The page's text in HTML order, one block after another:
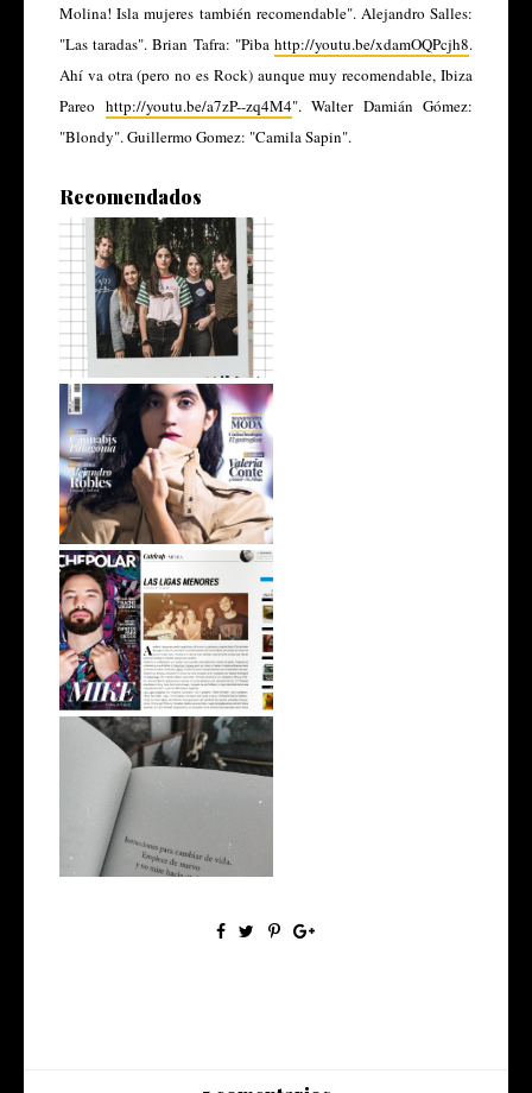
Molina! Isla mujeres también recomendable". Alejandro Salles:
"Las taradas". Brian Tafra: "Piba http://youtu.be/xdamOQPcjh8.
Ahí va otra (pero no es Rock) aunque muy recomendable, Ibiza
Pareo http://youtu.be/a7zP--zq4M4". Walter Damián Gómez:
"Blondy". Guillermo Gomez: "Camila Sapin".
Recomendados
Las Ligas Menores en
Comodoro
Nota de tapa: Anabella
Cartolano en...
Las Ligas Menores en
NOCHEPOLAR
#EscritosImpacientes